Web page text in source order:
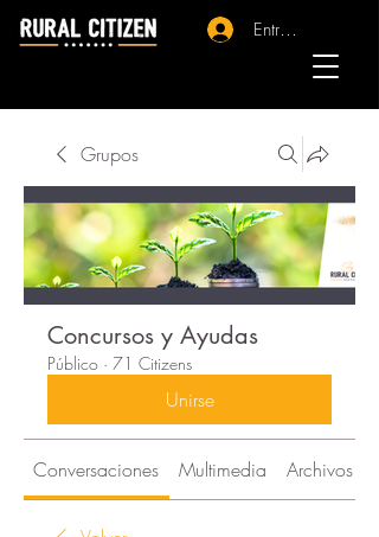
Entrar - Registro
Grupos
Concursos y Ayudas
Público · 71 Citizens
Unirse
Conversaciones Multimedia Archivos